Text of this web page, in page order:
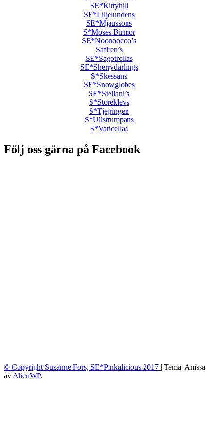
SE*Kittyhill
SE*Liljelundens
SE*Mjaussons
S*Moses Birmor
SE*Noonoocoo’s
Safiren’s
SE*Sagotrollas
SE*Sherrydarlings
S*Skessans
SE*Snowglobes
SE*Stellani’s
S*Storeklevs
S*Tjejringen
S*Ullstrumpans
S*Varicellas
Följ oss gärna på Facebook
© Copyright Suzanne Fors, SE*Pinkalicious 2017 | Tema: Anissa
av AlienWP.